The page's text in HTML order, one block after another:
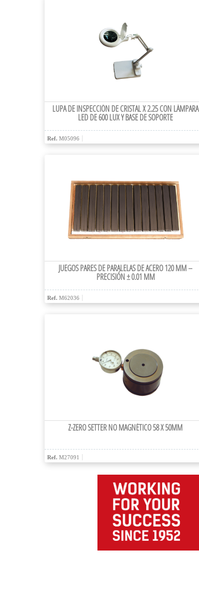
LUPA DE INSPECCIÓN DE CRISTAL X 2.25 CON LÁMPARA
LED DE 600 LUX Y BASE DE SOPORTE
Ref. M05096
JUEGOS PARES DE PARALELAS DE ACERO 120 MM –
PRECISIÓN ± 0.01 MM
Ref. M62036
Z-ZERO SETTER NO MAGNÉTICO 58 X 50MM
Ref. M27091